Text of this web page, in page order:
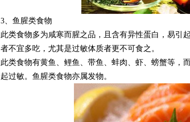
3、鱼腥类食物
此类食物多为咸寒而腥之品，且含有异性蛋白，易引
者不宜多吃，尤其是过敏体质者更不可食之。
此类食物有黄鱼、鲤鱼、带鱼、蚌肉、虾、螃蟹等，
起过敏。鱼腥类食物亦属发物。